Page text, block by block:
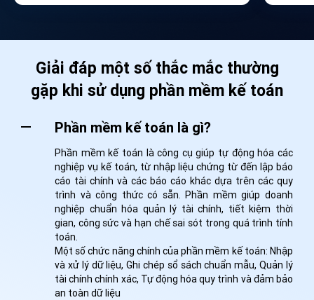
Giải đáp một số thắc mắc thường
gặp khi sử dụng phần mềm kế toán
Phần mềm kế toán là gì?
Phần mềm kế toán là công cụ giúp tự động hóa các
nghiệp vụ kế toán, từ nhập liệu chứng từ đến lập báo
cáo tài chính và các báo cáo khác dựa trên các quy
trình và công thức có sẵn. Phần mềm giúp doanh
nghiệp chuẩn hóa quản lý tài chính, tiết kiệm thời
gian, công sức và hạn chế sai sót trong quá trình tính
toán.
Một số chức năng chính của phần mềm kế toán: Nhập
và xử lý dữ liệu, Ghi chép sổ sách chuẩn mẫu, Quản lý
tài chính chính xác, Tự động hóa quy trình và đảm bảo
an toàn dữ liệu